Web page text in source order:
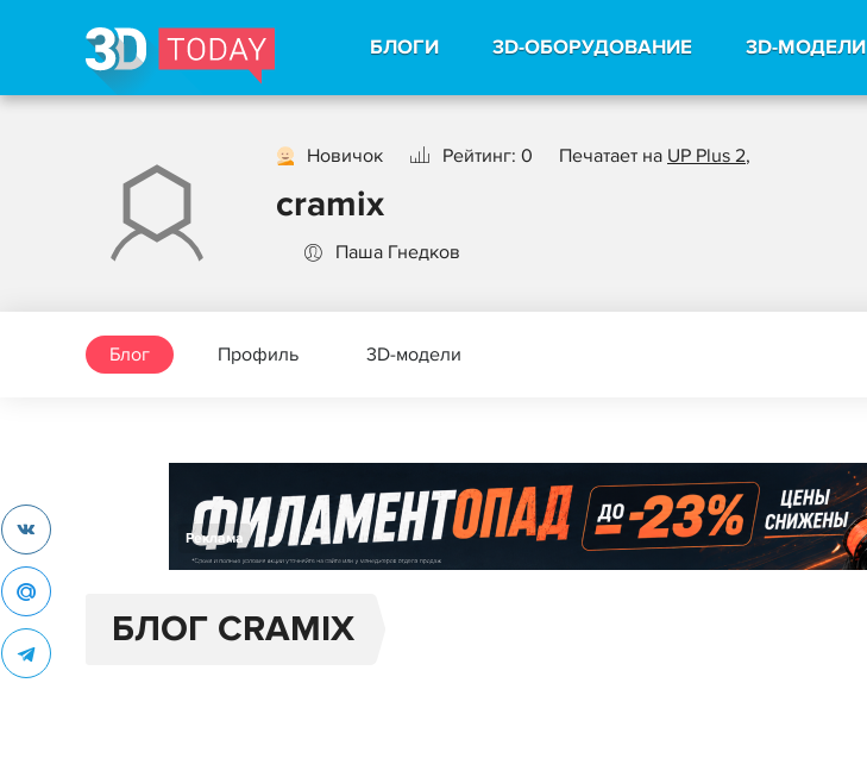
БЛОГИ 3D-ОБОРУДОВАНИЕ 3D-МОДЕЛИ
Новичок Рейтинг: 0 Печатает на UP Plus 2,
cramix
Паша Гнедков
Блог Профиль 3D-модели
Реклама
БЛОГ CRAMIX